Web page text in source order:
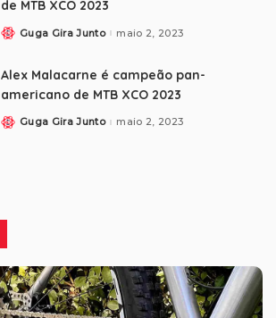
de MTB XCO 2023
Guga Gira Junto maio 2, 2023
Alex Malacarne é campeão pan-
americano de MTB XCO 2023
Guga Gira Junto maio 2, 2023